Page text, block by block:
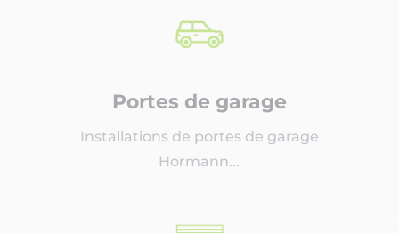
Portes de garage
Installations de portes de garage
Hormann...